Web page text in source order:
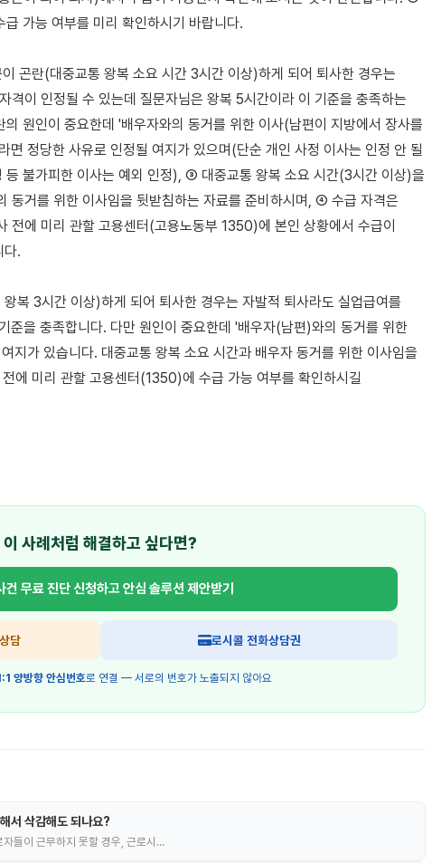
가능 여부를 미리 확인하시기 바랍니다.
곤란(대중교통 왕복 소요 시간 3시간 이상)하게 되어 퇴사한 경우는
격이 인정될 수 있는데 질문자님은 왕복 5시간이라 이 기준을 충족하는
원인이 중요한데 '배우자와의 동거를 위한 이사(남편이 지방에서 장사를
면 정당한 사유로 인정될 여지가 있으며(단순 개인 사정 이사는 인정 안 될
등 불가피한 이사는 예외 인정), ③ 대중교통 왕복 소요 시간(3시간 이상)을
동거를 위한 이사임을 뒷받침하는 자료를 준비하시며, ④ 수급 자격은
전에 미리 관할 고용센터(고용노동부 1350)에 본인 상황에서 수급이
다.
복 3시간 이상)하게 되어 퇴사한 경우는 자발적 퇴사라도 실업급여를
준을 충족합니다. 다만 원인이 중요한데 '배우자(남편)와의 동거를 위한
지가 있습니다. 대중교통 왕복 소요 시간과 배우자 동거를 위한 이사임을
에 미리 관할 고용센터(1350)에 수급 가능 여부를 확인하시길
이 사례처럼 해결하고 싶다면?
건 무료 진단 신청하고안심 솔루션 제안받기
담 로시콜 전화상담권
양방향 안심번호로 연결 — 서로의 번호가 노출되지 않아요
서 삭감해도 되나요?
들이 근무하지 못할 경우, 근로시…